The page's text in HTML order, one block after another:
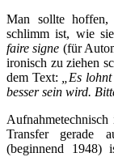
Man sollte hoffen,
schlimm ist, wie sie
faire signe (für
ironisch zu ziehen
dem Text:
„Es
besser sein wird.
Transfer gerade
(beginnend 1948)